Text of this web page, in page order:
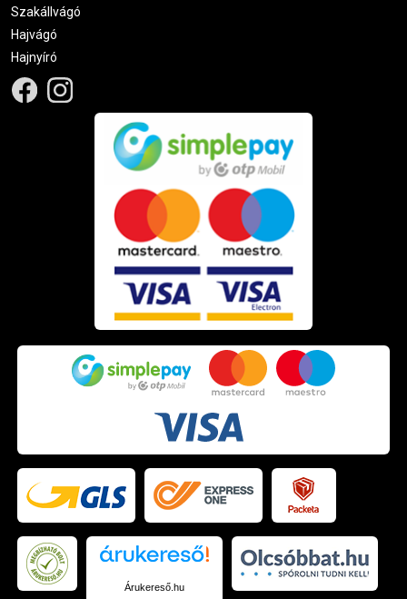
Szakállvágó
Hajvágó
Hajnyíró
Árukereső.hu